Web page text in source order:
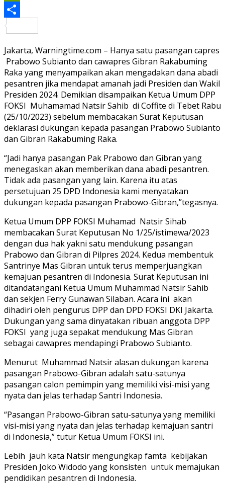
PrintFriendly
Jakarta, Warningtime.com – Hanya satu pasangan capres
Prabowo Subianto dan cawapres Gibran Rakabuming
Raka yang menyampaikan akan mengadakan dana abadi
pesantren jika mendapat amanah jadi Presiden dan Wakil
Presiden 2024. Demikian disampaikan Ketua Umum DPP
FOKSI Muhamamad Natsir Sahib di Coffite di Tebet Rabu
(25/10/2023) sebelum membacakan Surat Keputusan
deklarasi dukungan kepada pasangan Prabowo Subianto
dan Gibran Rakabuming Raka.
“Jadi hanya pasangan Pak Prabowo dan Gibran yang
menegaskan akan memberikan dana abadi pesantren.
Tidak ada pasangan yang lain. Karena itu atas
persetujuan 25 DPD Indonesia kami menyatakan
dukungan kepada pasangan Prabowo-Gibran,”tegasnya.
Ketua Umum DPP FOKSI Muhamad Natsir Sihab
membacakan Surat Keputusan No 1/25/istimewa/2023
dengan dua hak yakni satu mendukung pasangan
Prabowo dan Gibran di Pilpres 2024. Kedua membentuk
Santrinye Mas Gibran untuk terus memperjuangkan
kemajuan pesantren di Indonesia. Surat Keputusan ini
ditandatangani Ketua Umum Muhammad Natsir Sahib
dan sekjen Ferry Gunawan Silaban. Acara ini akan
dihadiri oleh pengurus DPP dan DPD FOKSI DKI Jakarta.
Dukungan yang sama dinyatakan ribuan anggota DPP
FOKSI yang juga sepakat mendukung Mas Gibran
sebagai cawapres mendapingi Prabowo Subianto.
Menurut Muhammad Natsir alasan dukungan karena
pasangan Prabowo-Gibran adalah satu-satunya
pasangan calon pemimpin yang memiliki visi-misi yang
nyata dan jelas terhadap Santri Indonesia.
“Pasangan Prabowo-Gibran satu-satunya yang memiliki
visi-misi yang nyata dan jelas terhadap kemajuan santri
di Indonesia,” tutur Ketua Umum FOKSI ini.
Lebih jauh kata Natsir mengungkap famta kebijakan
Presiden Joko Widodo yang konsisten untuk memajukan
pendidikan pesantren di Indonesia.